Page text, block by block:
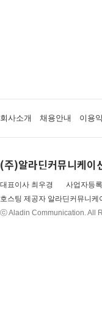
회사소개 채용안내 이용
(주)알라딘커뮤니케이
대표이사 최우경 사업자등
호스팅 제공자 알라딘커뮤니케
ⓒ Aladin Communication. All